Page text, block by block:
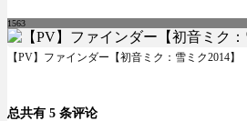
1563
【PV】ファインダー【初音ミク：雪ミク2014】
总共有 5 条评论